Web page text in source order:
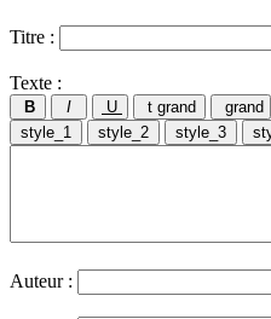
Titre :
Texte :
Auteur :